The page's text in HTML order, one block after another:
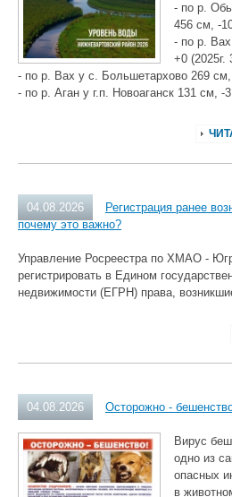
- по р.
456 см, -
- по р.
+0 (2025г.
- по р. Вах у с. Большетархово 269 см,
- по р. Аган у г.п. Новоаганск 131 см, -
04.08.2026
Регистрация ранее
почему это важно?
Управление Росреестра по ХМАО -
регистрировать в Едином
недвижимости (ЕГРН) права,
04.08.2026 Осторожно -
Вирус
одно из
опасных
в